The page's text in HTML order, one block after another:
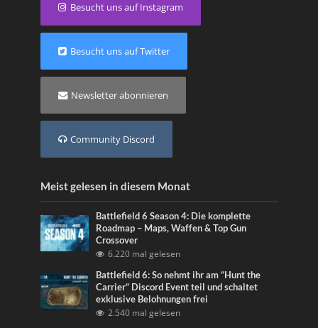
Besucht uns auf Instagram
Besucht uns auf Twitter
Newsletter abonnieren
Community Discord
Meist gelesen in diesem Monat
Battlefield 6 Season 4: Die komplette
Roadmap – Maps, Waffen & Top Gun
Crossover
6.220 mal gelesen
Battlefield 6: So nehmt ihr am “Hunt the
Carrier” Discord Event teil und schaltet
exklusive Belohnungen frei
2.540 mal gelesen